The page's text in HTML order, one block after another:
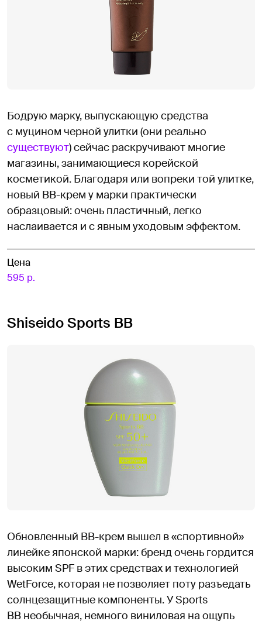
Бодрую марку, выпускающую средства
с муцином черной улитки (они реально
существуют) сейчас раскручивают многие
магазины, занимающиеся корейской
косметикой. Благодаря или вопреки той улитке,
новый BB-крем у марки практически
образцовый: очень пластичный, легко
наслаивается и с явным уходовым эффектом.
Цена
595 р.
Shiseido Sports BB
Обновленный BB-крем вышел в «спортивной»
линейке японской марки: бренд очень гордится
высоким SPF в этих средствах и технологией
WetForce, которая не позволяет поту разъедать
солнцезащитные компоненты. У Sports
BB необычная, немного виниловая на ощупь